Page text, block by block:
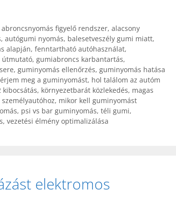
abroncsnyomás figyelő rendszer, alacsony
, autógumi nyomás, balesetveszély gumi miatt,
alapján, fenntartható autóhasználat,
útmutató, gumiabroncs karbantartás,
, guminyomás ellenőrzés, guminyomás hatása
meg a guminyomást, hol találom az autóm
kibocsátás, környezetbarát közlekedés, magas
, mikor kell guminyomást
, psi vs bar guminyomás, téli gumi,
, vezetési élmény optimalizálása
elektromos